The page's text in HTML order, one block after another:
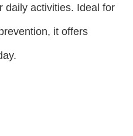
daily activities. Ideal for
it offers